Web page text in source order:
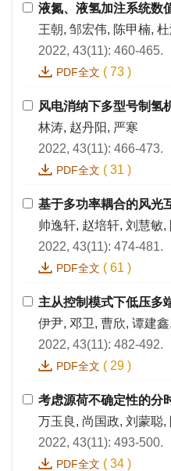
液氮、液氢加注系统数
王朝, 邹宏伟, 陈甲楠,
2022, 43(11): 460-465.
PDF全文 ( 73 )
风电消纳下多型号制氢
林涛, 赵丹阳, 严寒
2022, 43(11): 466-473.
PDF全文 ( 31 )
基于多功率耦合的风光
帅逸轩, 赵培轩, 刘慧敏
2022, 43(11): 474-481.
PDF全文 ( 61 )
主从控制模式下低压多
伊尹, 邓卫, 曹欣, 谭建
2022, 43(11): 482-492.
PDF全文 ( 29 )
考虑源荷不确定性的分
万玉良, 尚国政, 刘蒙聪,
2022, 43(11): 493-500.
PDF全文 ( 34 )